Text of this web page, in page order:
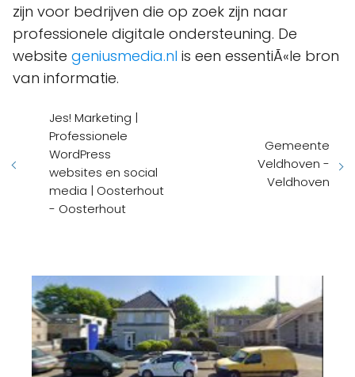
zijn voor bedrijven die op zoek zijn naar
professionele digitale ondersteuning. De
website geniusmedia.nl is een essentiÃ«le bron
van informatie.
Jes! Marketing |
Professionele
WordPress
websites en social
media | Oosterhout
- Oosterhout
Gemeente
Veldhoven -
Veldhoven